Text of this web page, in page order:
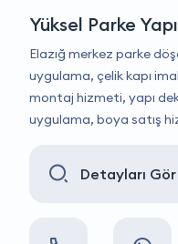
Yüksel Parke
Elazığ merkez parke
uygulama, çelik kapı
montaj hizmeti, yapı
uygulama, boya satış
Detayları Gör